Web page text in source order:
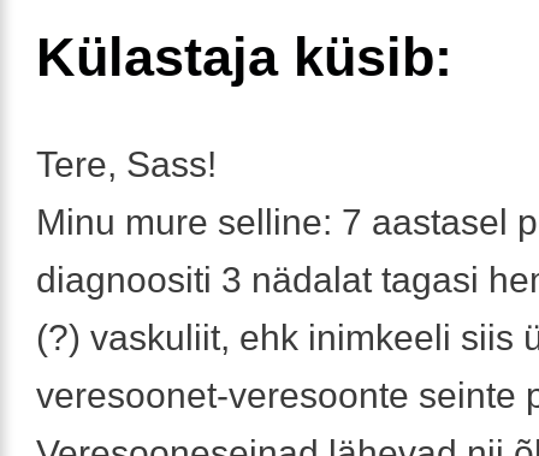
Külastaja küsib:
Tere, Sass!
Minu mure selline: 7 aastasel
diagnoositi 3 nädalat tagasi
(?) vaskuliit, ehk inimkeeli siis
veresoonet-veresoonte seinte